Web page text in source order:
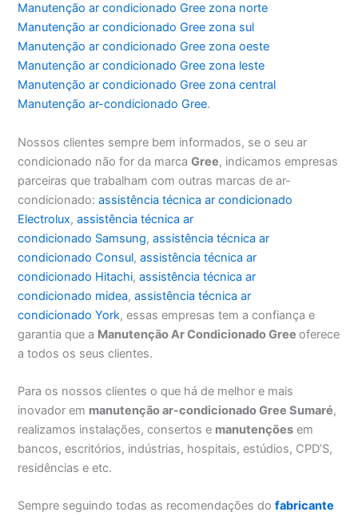
Manutenção ar condicionado Gree zona norte
Manutenção ar condicionado Gree zona sul
Manutenção ar condicionado Gree zona oeste
Manutenção ar condicionado Gree zona leste
Manutenção ar condicionado Gree zona central
Manutenção ar-condicionado Gree.
Nossos clientes sempre bem informados, se o seu ar
condicionado não for da marcaGree, indicamos empresas
parceiras que trabalham com outras marcas de ar-
condicionado:assistência técnica ar condicionado
Electrolux,assistência técnica ar
condicionado Samsung,assistência técnica ar
condicionado Consul,assistência técnica ar
condicionado Hitachi,assistência técnica ar
condicionado midea,assistência técnica ar
condicionado York, essas empresas tem a confiança e
garantia que a Manutenção Ar Condicionado Greeoferece
a todos os seus clientes.
Para os nossos clientes o que há de melhor e mais
inovador em manutenção ar-condicionado Gree Sumaré,
realizamos instalações, consertos e manutenções em
bancos, escritórios, indústrias, hospitais, estúdios, CPD’S,
residências e etc.
Sempre seguindo todas as recomendações dofabricante